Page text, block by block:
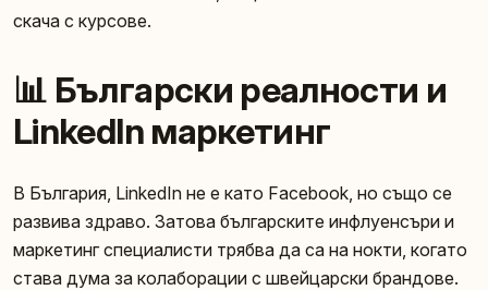
скача с курсове.
📊 Български реалности и
LinkedIn маркетинг
В България, LinkedIn не е като Facebook, но също се
развива здраво. Затова българските инфлуенсъри и
маркетинг специалисти трябва да са на нокти, когато
става дума за колаборации с швейцарски брандове.